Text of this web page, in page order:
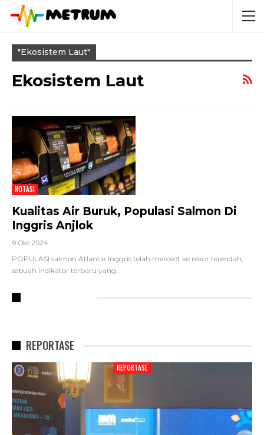
"ekosistem Laut"
Ekosistem Laut
NOTASI
Kualitas Air Buruk, Populasi Salmon Di
Inggris Anjlok
9 Okt 2024
POPULASI salmon Atlantik Inggris telah merosot ke rekor terendah,
sebuah indikator terbaru yang…
REPORTASE
REPORTASE